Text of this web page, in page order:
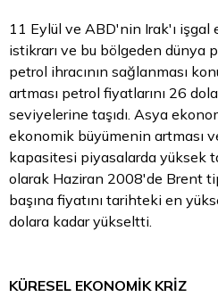
11 Eylül ve ABD'nin Irak'ı işgal
istikrarı ve bu bölgeden dünya
petrol ihracının sağlanması
artması petrol fiyatlarını 26
seviyelerine taşıdı. Asya
ekonomik büyümenin artması
kapasitesi piyasalarda yüksek
olarak Haziran 2008'de Brent
başına fiyatını tarihteki en
dolara kadar yükseltti.
KÜRESEL EKONOMİK KRİZ